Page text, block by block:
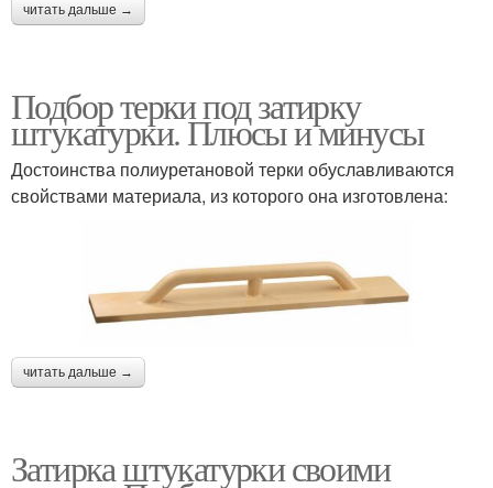
читать дальше →
Подбор терки под затирку
штукатурки. Плюсы и минусы
Достоинства полиуретановой терки обуславливаются
свойствами материала, из которого она изготовлена:
читать дальше →
Затирка штукатурки своими